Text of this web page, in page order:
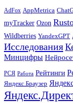
AdFox AppMetrica
myTracker Ozon
Wildberries YandexGPT
Исследования
Минцифры
РСЯ Работа Рейтинги
Яндекс.Браузер